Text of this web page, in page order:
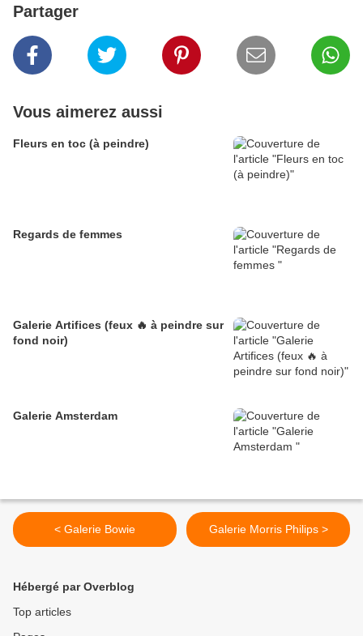
Partager
Vous aimerez aussi
Fleurs en toc (à peindre)
Regards de femmes
Galerie Artifices (feux 🔥 à peindre sur
fond noir)
Galerie Amsterdam
< Galerie Bowie Galerie Morris Philips >
Hébergé par Overblog
Top articles